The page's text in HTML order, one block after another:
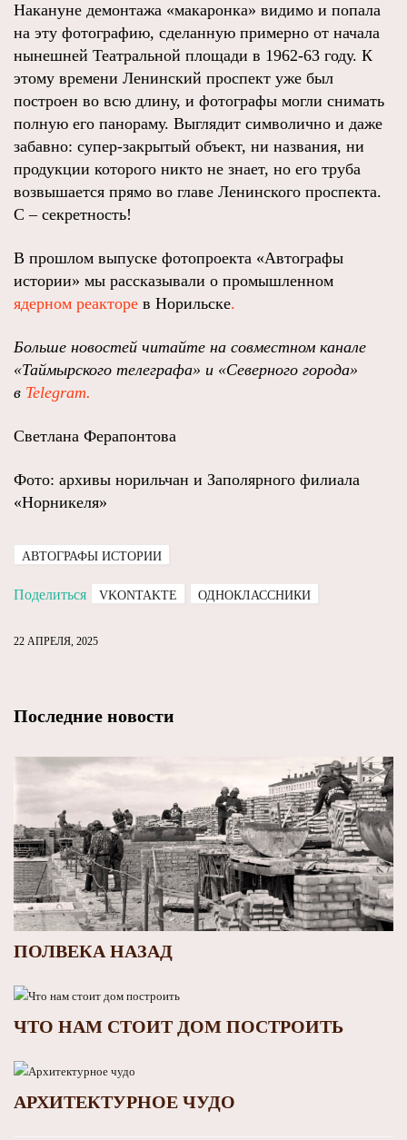
Накануне демонтажа «макаронка» видимо и попала
на эту фотографию, сделанную примерно от начала
нынешней Театральной площади в 1962-63 году. К
этому времени Ленинский проспект уже был
построен во всю длину, и фотографы могли снимать
полную его панораму. Выглядит символично и даже
забавно: супер-закрытый объект, ни названия, ни
продукции которого никто не знает, но его труба
возвышается прямо во главе Ленинского проспекта.
С – секретность!
В прошлом выпуске фотопроекта «Автографы
истории» мы рассказывали о промышленном
ядерном реакторе в Норильске.
Больше новостей читайте на совместном канале
«Таймырского телеграфа» и «Северного города»
в Telegram.
Светлана Ферапонтова
Фото: архивы норильчан и Заполярного филиала
«Норникеля»
АВТОГРАФЫ ИСТОРИИ
Поделиться VKONTAKTE ОДНОКЛАССНИКИ
22 АПРЕЛЯ, 2025
Последние новости
ПОЛВЕКА НАЗАД
ЧТО НАМ СТОИТ ДОМ ПОСТРОИТЬ
АРХИТЕКТУРНОЕ ЧУДО